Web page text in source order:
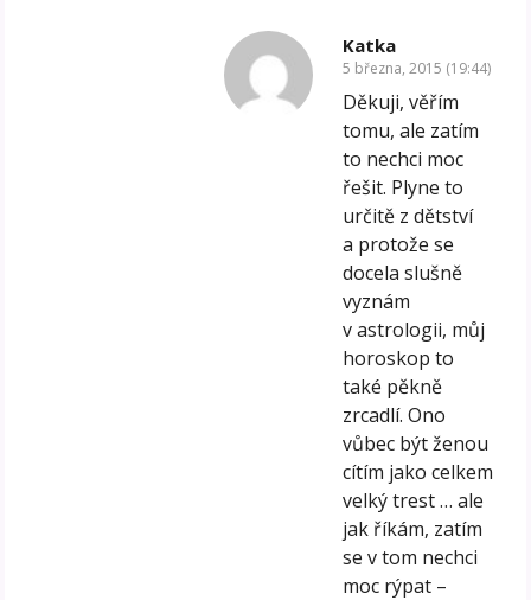
Katka
5 března, 2015 (19:44)
Děkuji, věřím
tomu, ale zatím
to nechci moc
řešit. Plyne to
určitě z dětství
a protože se
docela slušně
vyznám
v astrologii, můj
horoskop to
také pěkně
zrcadlí. Ono
vůbec být ženou
cítím jako celkem
velký trest … ale
jak říkám, zatím
se v tom nechci
moc rýpat –